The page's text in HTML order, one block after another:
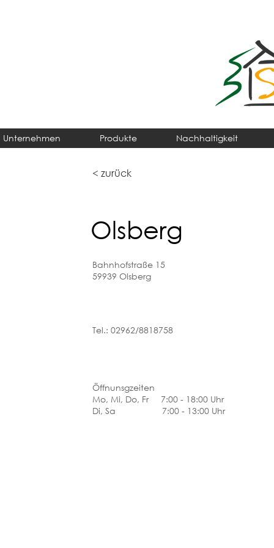
Unternehmen Produkte Nachhaltigkeit
< zurück
Olsberg
Bahnhofstraße 15
59939 Olsberg
Tel.: 02962/8818758
Öffnunsgzeiten
Mo, Mi, Do, Fr 7:00 - 18:00 Uhr
Di, Sa 7:00 - 13:00 Uhr